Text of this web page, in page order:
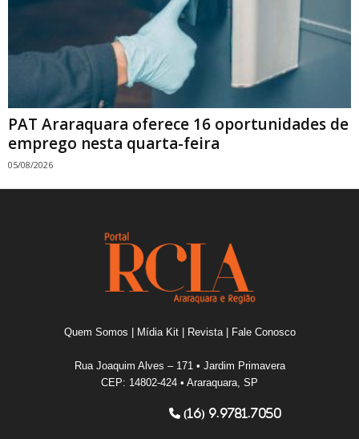
PAT Araraquara oferece 16 oportunidades de
emprego nesta quarta-feira
05/08/2026
Quem Somos Mídia Kit| Revista| Fale Conosco
Rua Joaquim Alves – 171 • Jardim Primavera
CEP: 14802-424 • Araraquara, SP
(16) 9.9781.7050